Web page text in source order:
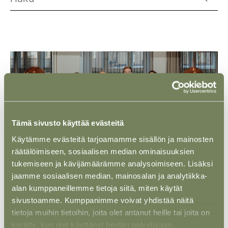
Tämä sivusto käyttää evästeitä
Käytämme evästeitä tarjoamamme sisällön ja mainosten
räätälöimiseen, sosiaalisen median ominaisuuksien
tukemiseen ja kävijämäärämme analysoimiseen. Lisäksi
jaamme sosiaalisen median, mainosalan ja analytiikka-
alan kumppaneillemme tietoja siitä, miten käytät
sivustoamme. Kumppanimme voivat yhdistää näitä
tietoja muihin tietoihin, joita olet antanut heille tai joita on
kerätty, kun olet käyttänyt heidän palvelujaan.
NÄKÖKULMA 15 ELO 2025
Fokuksessa rakentaminen: näin vältät